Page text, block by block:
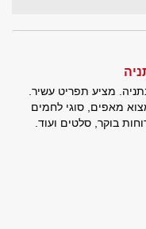
מציע תפריט עשיר.
מאפים, סוגי לחמים
בוקר, סלטים ועוד.